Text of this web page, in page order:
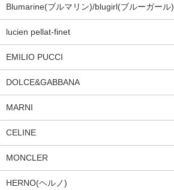
Blumarine(ブルマリン)/blugirl(ブルーガール)
lucien pellat-finet
EMILIO PUCCI
DOLCE&GABBANA
MARNI
CELINE
MONCLER
HERNO(ヘルノ)